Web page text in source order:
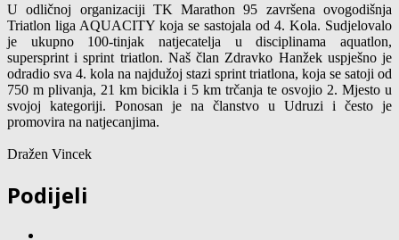
U odličnoj organizaciji TK Marathon 95 završena ovogodišnja
Triatlon liga AQUACITY koja se sastojala od 4. Kola. Sudjelovalo
je ukupno 100-tinjak natjecatelja u disciplinama aquatlon,
supersprint i sprint triatlon. Naš član Zdravko Hanžek uspješno je
odradio sva 4. kola na najdužoj stazi sprint triatlona, koja se satoji od
750 m plivanja, 21 km bicikla i 5 km trčanja te osvojio 2. Mjesto u
svojoj kategoriji. Ponosan je na članstvo u Udruzi i često je
promovira na natjecanjima.
Dražen Vincek
Podijeli